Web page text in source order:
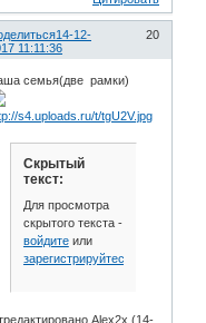
20
14-12-
11:11:36
семья(две рамки)
Скрытый
текст:
Для просмотра
скрытого текста -
войдитеили
зарегистрируйтесь
Alex2x (14-